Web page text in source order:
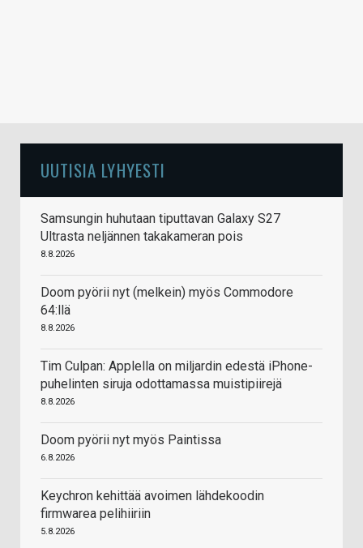
UUTISIA LYHYESTI
Samsungin huhutaan tiputtavan Galaxy S27
Ultrasta neljännen takakameran pois
8.8.2026
Doom pyörii nyt (melkein) myös Commodore
64:llä
8.8.2026
Tim Culpan: Applella on miljardin edestä iPhone-
puhelinten siruja odottamassa muistipiirejä
8.8.2026
Doom pyörii nyt myös Paintissa
6.8.2026
Keychron kehittää avoimen lähdekoodin
firmwarea pelihiiriin
5.8.2026